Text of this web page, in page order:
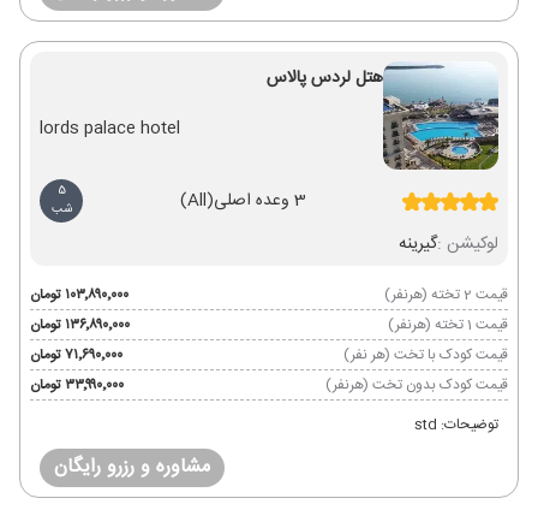
هتل لردس پالاس
lords palace hotel
3 وعده اصلی (All)
5
شب
لوکیشن :گیرینه
قیمت 2 تخته (هرنفر)
۱۰۳٬۸۹۰٬۰۰۰ تومان
قیمت 1 تخته (هرنفر)
۱۳۶٬۸۹۰٬۰۰۰ تومان
قیمت کودک با تخت (هر نفر)
۷۱٬۶۹۰٬۰۰۰ تومان
قیمت کودک بدون تخت (هرنفر)
۳۳٬۹۹۰٬۰۰۰ تومان
توضیحات: std
مشاوره و رزرو رایگان